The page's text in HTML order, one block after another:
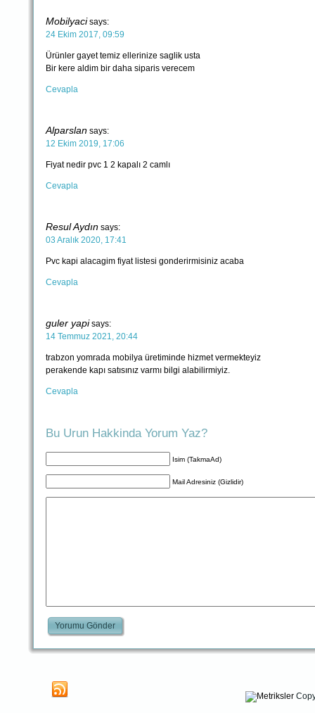
Mobilyaci says:
24 Ekim 2017, 09:59
Ürünler gayet temiz ellerinize saglik usta
Bir kere aldim bir daha siparis verecem
Cevapla
Alparslan says:
12 Ekim 2019, 17:06
Fiyat nedir pvc 1 2 kapalı 2 camlı
Cevapla
Resul Aydın says:
03 Aralık 2020, 17:41
Pvc kapi alacagim fiyat listesi gonderirmisiniz acaba
Cevapla
guler yapi says:
14 Temmuz 2021, 20:44
trabzon yomrada mobilya üretiminde hizmet vermekteyiz
perakende kapı satısınız varmı bilgi alabilirmiyiz.
Cevapla
Bu Urun Hakkinda Yorum Yaz?
Isim (TakmaAd)
Mail Adresiniz (Gizlidir)
Yorumu Gönder